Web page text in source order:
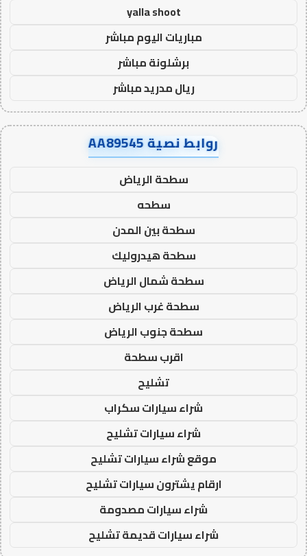
yalla shoot
مباريات اليوم مباشر
برشلونة مباشر
ريال مدريد مباشر
روابط نصية AA89545
سطحة الرياض
سطحه
سطحة بين المدن
سطحة هيدروليك
سطحة شمال الرياض
سطحة غرب الرياض
سطحة جنوب الرياض
اقرب سطحة
تشليح
شراء سيارات سكراب
شراء سيارات تشليح
موقع شراء سيارات تشليح
ارقام يشترون سيارات تشليح
شراء سيارات مصدومة
شراء سيارات قديمة تشليح